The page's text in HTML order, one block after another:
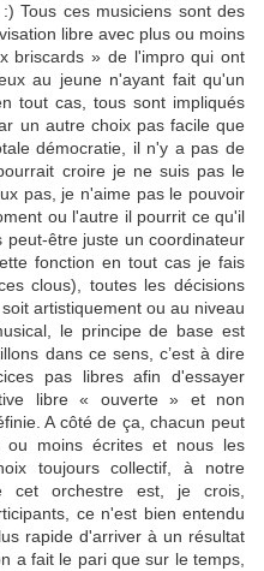
Tous ces musiciens sont des
libre avec plus ou moins
briscards » de l'impro qui ont
au jeune n'ayant fait qu'un
tout cas, tous sont impliqués
un autre choix pas facile que
démocratie, il n'y a pas de
croire je ne suis pas le
pas, je n'aime pas le pouvoir
ou l'autre il pourrit ce qu'il
peut-être juste un coordinateur
fonction en tout cas je fais
clous), toutes les décisions
artistiquement ou au niveau
le principe de base est
dans ce sens, c’est à dire
pas libres afin d'essayer
libre « ouverte » et non
A côté de ça, chacun peut
ou moins écrites et nous les
toujours collectif, à notre
cet orchestre est, je crois,
ce n'est bien entendu
rapide d'arriver à un résultat
a fait le pari que sur le temps,